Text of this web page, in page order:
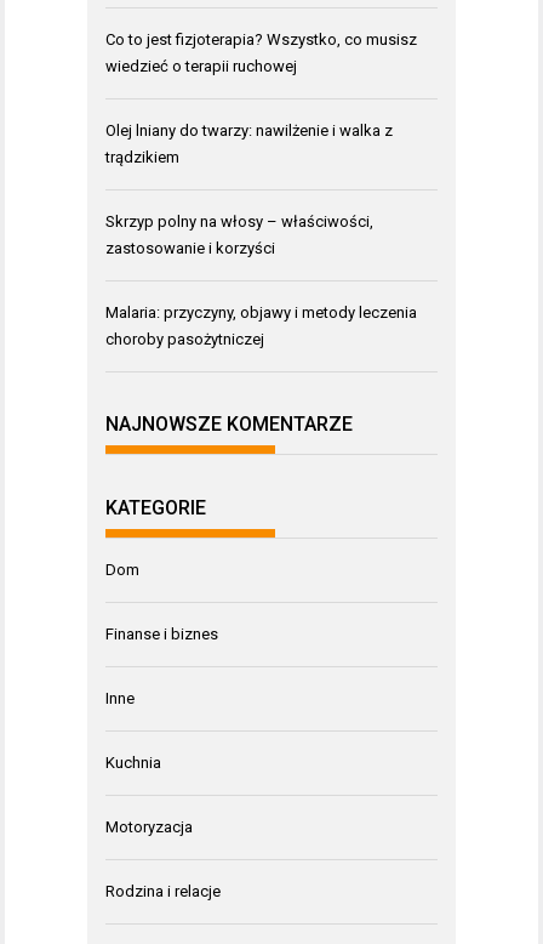
Co to jest fizjoterapia? Wszystko, co musisz
wiedzieć o terapii ruchowej
Olej lniany do twarzy: nawilżenie i walka z
trądzikiem
Skrzyp polny na włosy – właściwości,
zastosowanie i korzyści
Malaria: przyczyny, objawy i metody leczenia
choroby pasożytniczej
NAJNOWSZE KOMENTARZE
KATEGORIE
Dom
Finanse i biznes
Inne
Kuchnia
Motoryzacja
Rodzina i relacje